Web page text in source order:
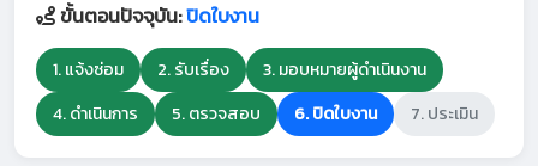
ขั้นตอนปัจจุบัน:ปิดใบงาน
1. แจ้งซ่อม 2. รับเรื่อง
3. มอบหมายผู้ดำเนินงาน
4. ดำเนินการ
5. ตรวจสอบ 6. ปิดใบงาน 7. ประเมิน